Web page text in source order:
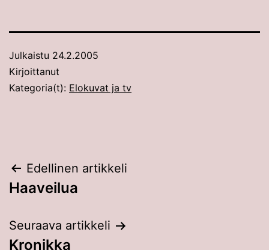
Julkaistu 24.2.2005
Kirjoittanut
Kategoria(t): Elokuvat ja tv
Artikkelien
selaus
Edellinen artikkeli
Haaveilua
Seuraava artikkeli
Kronikka